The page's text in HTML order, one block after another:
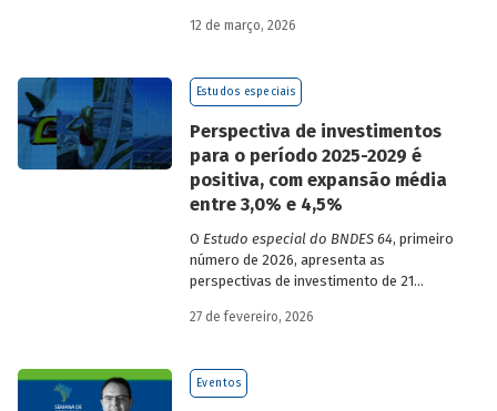
como programas de aceleração têm
desafio.
12 de março, 2026
Estudos especiais
Perspectiva de investimentos
para o período 2025-2029 é
positiva, com expansão média
entre 3,0% e 4,5%
O Estudo especial do BNDES 64, primeiro
número de 2026, apresenta as
perspectivas de investimento de 21
período de 2025 a 2029.
27 de fevereiro, 2026
Eventos